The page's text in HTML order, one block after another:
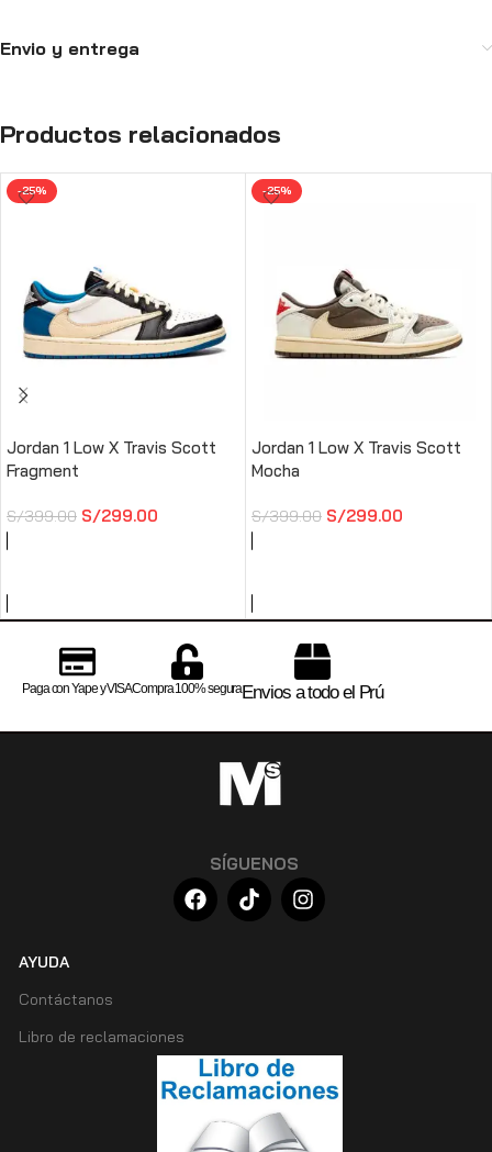
Envio y entrega
Productos relacionados
-25%
Jordan 1 Low X Travis Scott
Fragment
S/399.00 S/299.00
-25%
Jordan 1 Low X Travis Scott
Mocha
S/399.00 S/299.00
Paga con Yape y VISACompra 100% seguraEnvios a todo el Prú
SÍGUENOS
AYUDA
Contáctanos
Libro de reclamaciones